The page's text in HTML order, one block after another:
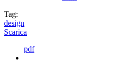
Tag:
design
Scarica
pdf